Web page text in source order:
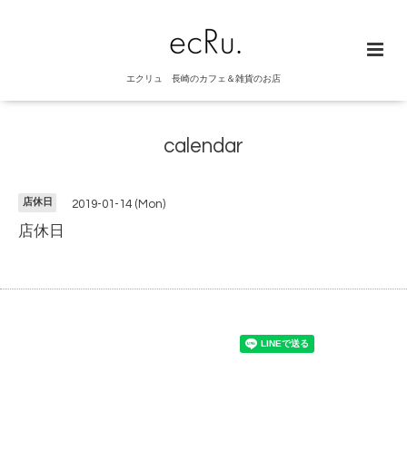
エクリュ 長崎のカフェ＆雑貨のお店
calendar
店休日 2019-01-14 (Mon)
店休日